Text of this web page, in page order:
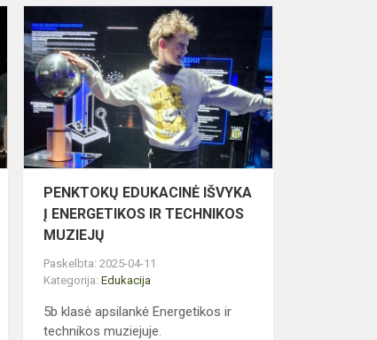
VILNIAUS
KAMERINĮ
TEATRĄ
EDUKACINĖ
Į
ENERGETIKOS
IR
MUZIEJ...
PENKTOKŲ EDUKACINĖ IŠVYKA
Į ENERGETIKOS IR TECHNIKOS
MUZIEJŲ
Paskelbta: 2025-04-11
Kategorija:Edukacija
5b klasė apsilankė Energetikos ir
technikos muziejuje.